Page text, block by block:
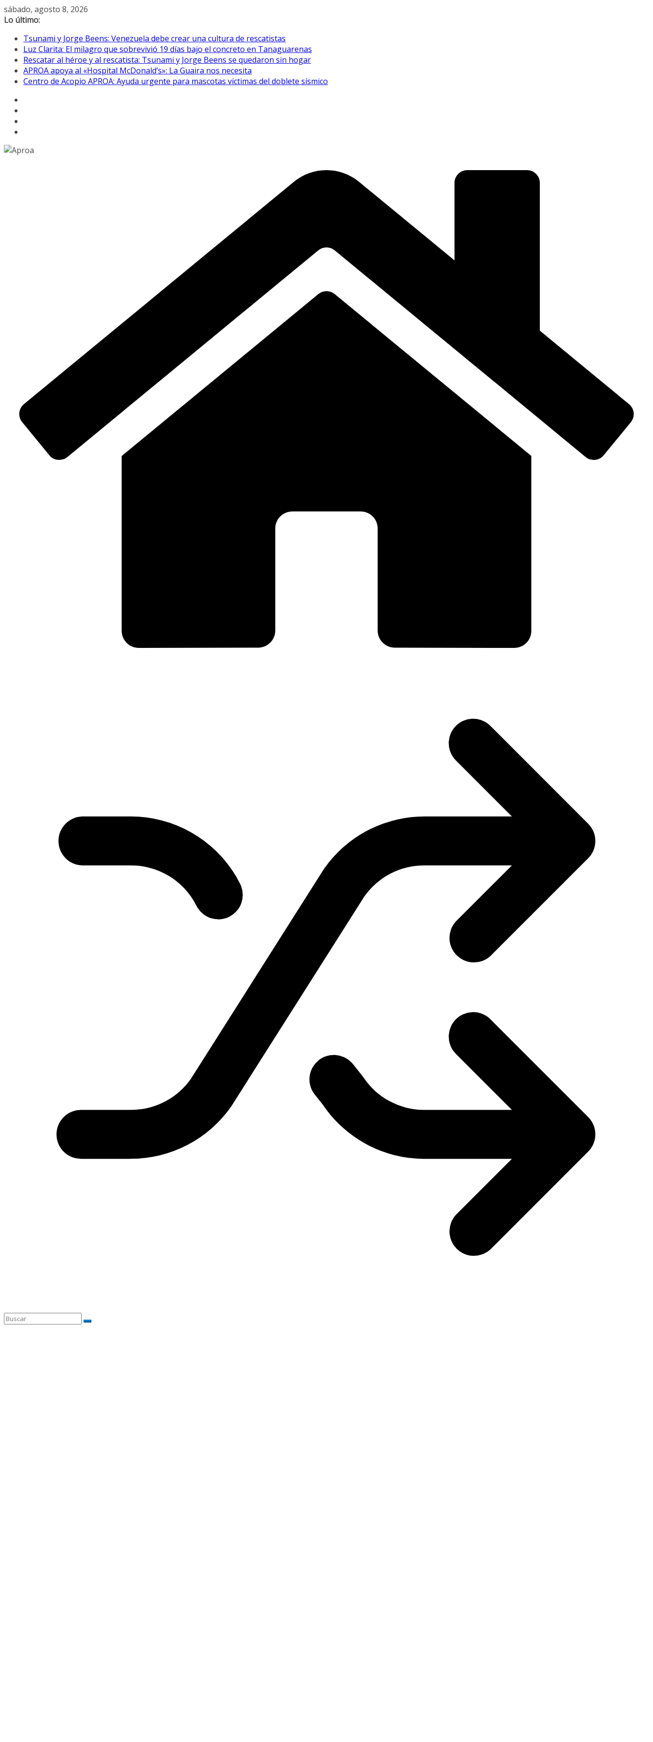
Saltar
al
sábado, agosto 8, 2026
Lo último:
Tsunami y Jorge Beens: Venezuela debe crear una cultura de rescatistas
Luz Clarita: El milagro que sobrevivió 19 días bajo el concreto en Tanaguarenas
Rescatar al héroe y al rescatista: Tsunami y Jorge Beens se quedaron sin hogar
APROA apoya al «Hospital McDonald’s»: La Guaira nos necesita
Centro de Acopio APROA: Ayuda urgente para mascotas víctimas del doblete sísmico